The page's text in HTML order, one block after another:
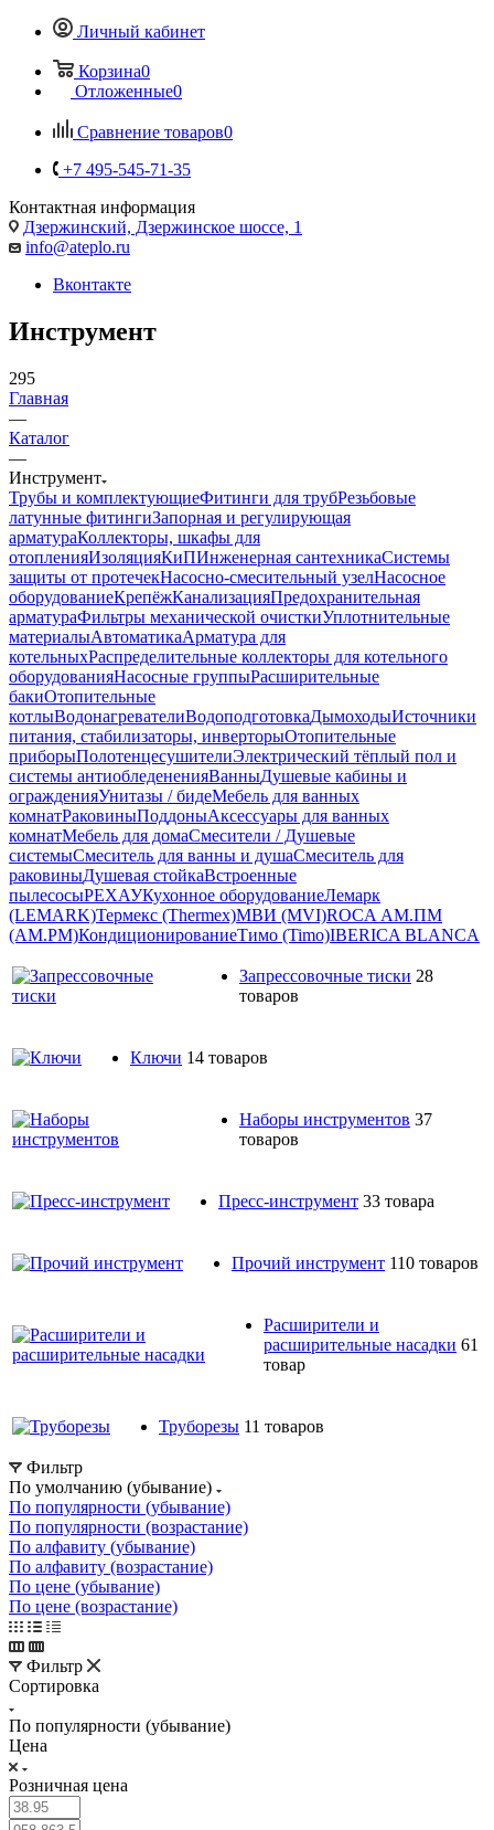
Личный кабинет
Корзина0
Отложенные0
Сравнение товаров0
+7 495-545-71-35
Контактная информация
Дзержинский, Дзержинское шоссе, 1
info@ateplo.ru
Вконтакте
Инструмент
295
Главная
—
Каталог
—
Инструмент
Трубы и комплектующиеФитинги для трубРезьбовые
латунные фитингиЗапорная и регулирующая
арматураКоллекторы, шкафы для
отопленияИзоляцияКиПИнженерная сантехникаСистемы
защиты от протечекНасосно-смесительный узелНасосное
оборудованиеКрепёжКанализацияПредохранительная
арматураФильтры механической очисткиУплотнительные
материалыАвтоматикаАрматура для
котельныхРаспределительные коллекторы для котельного
оборудованияНасосные группыРасширительные
бакиОтопительные
котлыВодонагревателиВодоподготовкаДымоходыИсточники
питания, стабилизаторы, инверторыОтопительные
приборыПолотенцесушителиЭлектрический тёплый пол и
системы антиобледененияВанныДушевые кабины и
огражденияУнитазы / бидеМебель для ванных
комнатРаковиныПоддоныАксессуары для ванных
комнатМебель для домаСмесители / Душевые
системыСмеситель для ванны и душаСмеситель для
раковиныДушевая стойкаВстроенные
пылесосыРЕХАУКухонное оборудованиеЛемарк
(LEMARK)Термекс (Thermex)МВИ (MVI)ROCA АМ.ПМ
(AM.PM)КондиционированиеТимо (Timo)IBERICA BLANCA
Запрессовочные тиски 28
товаров
Ключи 14 товаров
Наборы инструментов 37
товаров
Пресс-инструмент 33 товара
Прочий инструмент 110 товаров
Расширители и
расширительные насадки 61
товар
Труборезы 11 товаров
Фильтр
По умолчанию (убывание)
По популярности (убывание)
По популярности (возрастание)
По алфавиту (убывание)
По алфавиту (возрастание)
По цене (убывание)
По цене (возрастание)
Фильтр
Сортировка
По популярности (убывание)
Цена
Розничная цена